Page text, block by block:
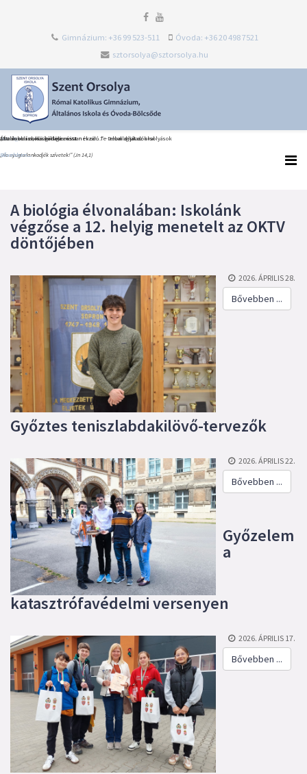
Gimnázium: +36 99 523-511
Óvoda: +36 20 498 7521
sztorsolya@sztorsolya.hu
Heti Ige
„Ne nyugtalankodjék szívetek!” (Jn 14,1)
Észak-olaszországi dolce vita
Bővebben...
Általános iskolai ballagás és tanévzáró Te Deum díjátadókkal
Bővebben...
„Én iskolám, köszönöm most neked…” – elballagtak az orsolyások
Bővebben...
A biológia élvonalában: Iskolánk
végzőse a 12. helyig menetelt az OKTV
döntőjében
2026. ÁPRILIS 28.
Bővebben ...
Győztes teniszlabdakilövő-tervezők
2026. ÁPRILIS 22.
Bővebben ...
Győzelem
a
katasztrófavédelmi versenyen
2026. ÁPRILIS 17.
Bővebben ...